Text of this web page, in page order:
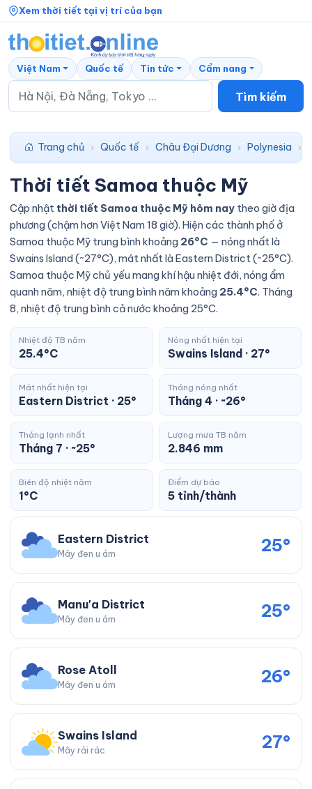
Xem thời tiết tại vị trí của bạn
Tìm kiếm
Việt Nam Quốc tế Tin tức Cẩm nang
Trang chủ › Quốc tế › Châu Đại Dương › Polynesia ›
Thời tiết Samoa thuộc Mỹ
Cập nhật thời tiết Samoa thuộc Mỹ hôm nay theo giờ địa
phương (chậm hơn Việt Nam 18 giờ). Hiện các thành phố ở
Samoa thuộc Mỹ trung bình khoảng 26°C — nóng nhất là
Swains Island (~27°C), mát nhất là Eastern District (~25°C).
Samoa thuộc Mỹ chủ yếu mang khí hậu nhiệt đới, nóng ẩm
quanh năm, nhiệt độ trung bình năm khoảng 25.4°C. Tháng
8, nhiệt độ trung bình cả nước khoảng 25°C.
Nhiệt độ TB năm
25.4°C
Nóng nhất hiện tại
Swains Island · 27°
Mát nhất hiện tại
Eastern District · 25°
Tháng nóng nhất
Tháng 4 · ~26°
Tháng lạnh nhất
Tháng 7 · ~25°
Lượng mưa TB năm
2.846 mm
Biên độ nhiệt năm
1°C
Điểm dự báo
5 tỉnh/thành
Eastern District
Mây đen u ám 25°
Manu'a District
Mây đen u ám 25°
Rose Atoll
Mây đen u ám 26°
Swains Island
Mây rải rác 27°